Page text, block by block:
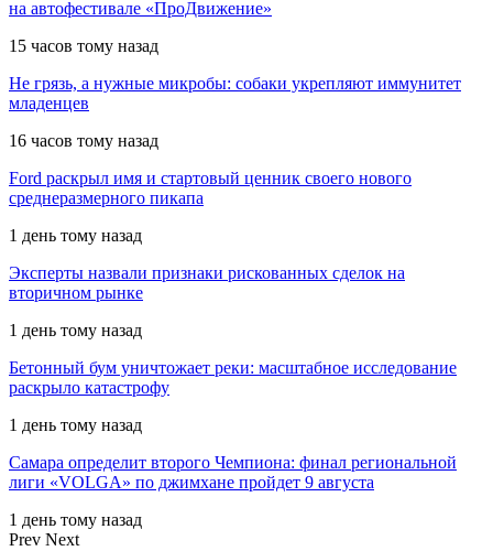
на автофестивале «ПроДвижение»
15 часов тому назад
Не грязь, а нужные микробы: собаки укрепляют иммунитет
младенцев
16 часов тому назад
Ford раскрыл имя и стартовый ценник своего нового
среднеразмерного пикапа
1 день тому назад
Эксперты назвали признаки рискованных сделок на
вторичном рынке
1 день тому назад
Бетонный бум уничтожает реки: масштабное исследование
раскрыло катастрофу
1 день тому назад
Самара определит второго Чемпиона: финал региональной
лиги «VOLGA» по джимхане пройдет 9 августа
1 день тому назад
Prev Next